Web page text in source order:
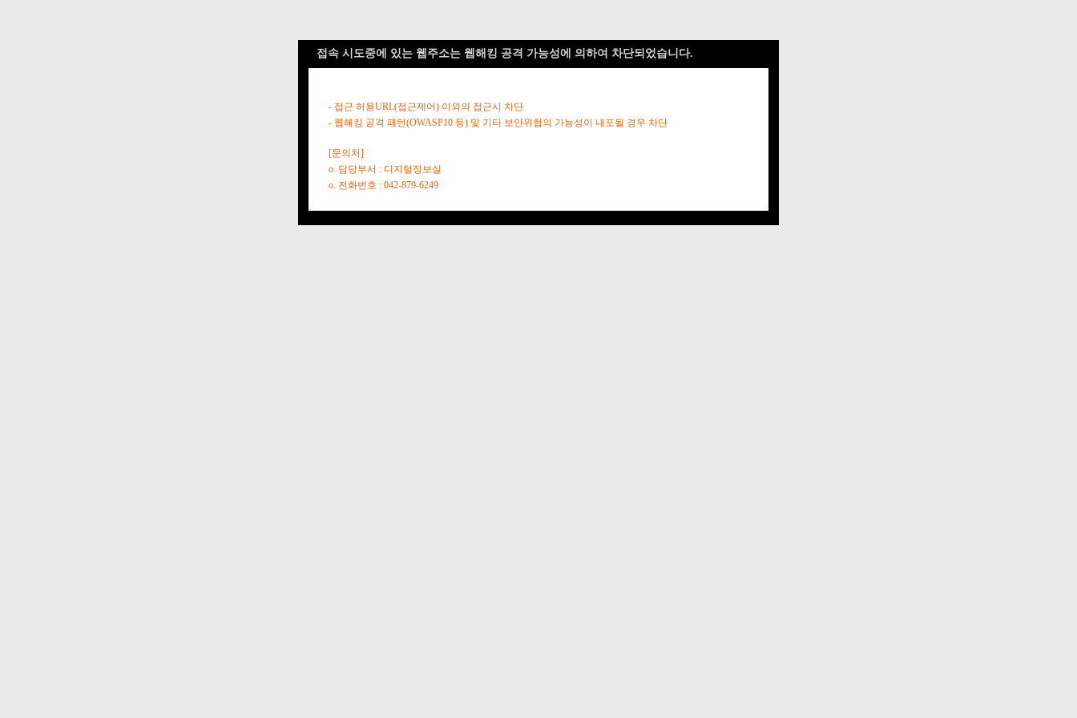
접속 시도중에 있는 웹주소는 웹해킹 공격 가능성에 의하여 차단되었습니다.
- 접근 허용URL(접근제어) 이외의 접근시 차단
- 웹해킹 공격 패턴(OWASP10 등) 및 기타 보안위협의 가능성이 내포될 경우 차단
[문의처]
o. 담당부서 : 디지털정보실
o. 전화번호 : 042-879-6249